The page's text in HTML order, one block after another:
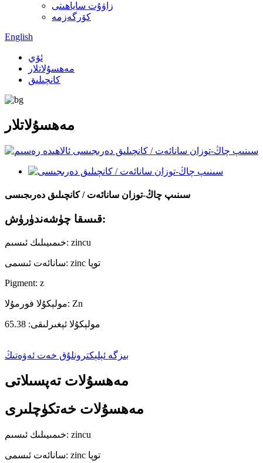
زاۋۇت ساياھىتى
كۆرگەزمە
English
ئۆي
مەھسۇلاتلار
كانچىلىق
مەھسۇلاتلار
سىنىپ چاڭ-توزان سانائەت / كانچىلىق دەرىجىسى
قىسقا چۈشەندۈرۈش:
خىمىيىلىك ئىسىم: zincu
سانائەت ئىسمى: zinc توپا
Pigment: z
مولېكۇلا فورمۇلا: Zn
مولېكۇلا ئېغىرلىقى: 65.38
بىزگە ئېلېكترونلۇق خەت ئەۋەتىڭ
مەھسۇلات تەپسىلاتى
مەھسۇلات خەتكۈچلىرى
خىمىيىلىك ئىسىم: zincu
سانائەت ئىسمى: zinc توپا